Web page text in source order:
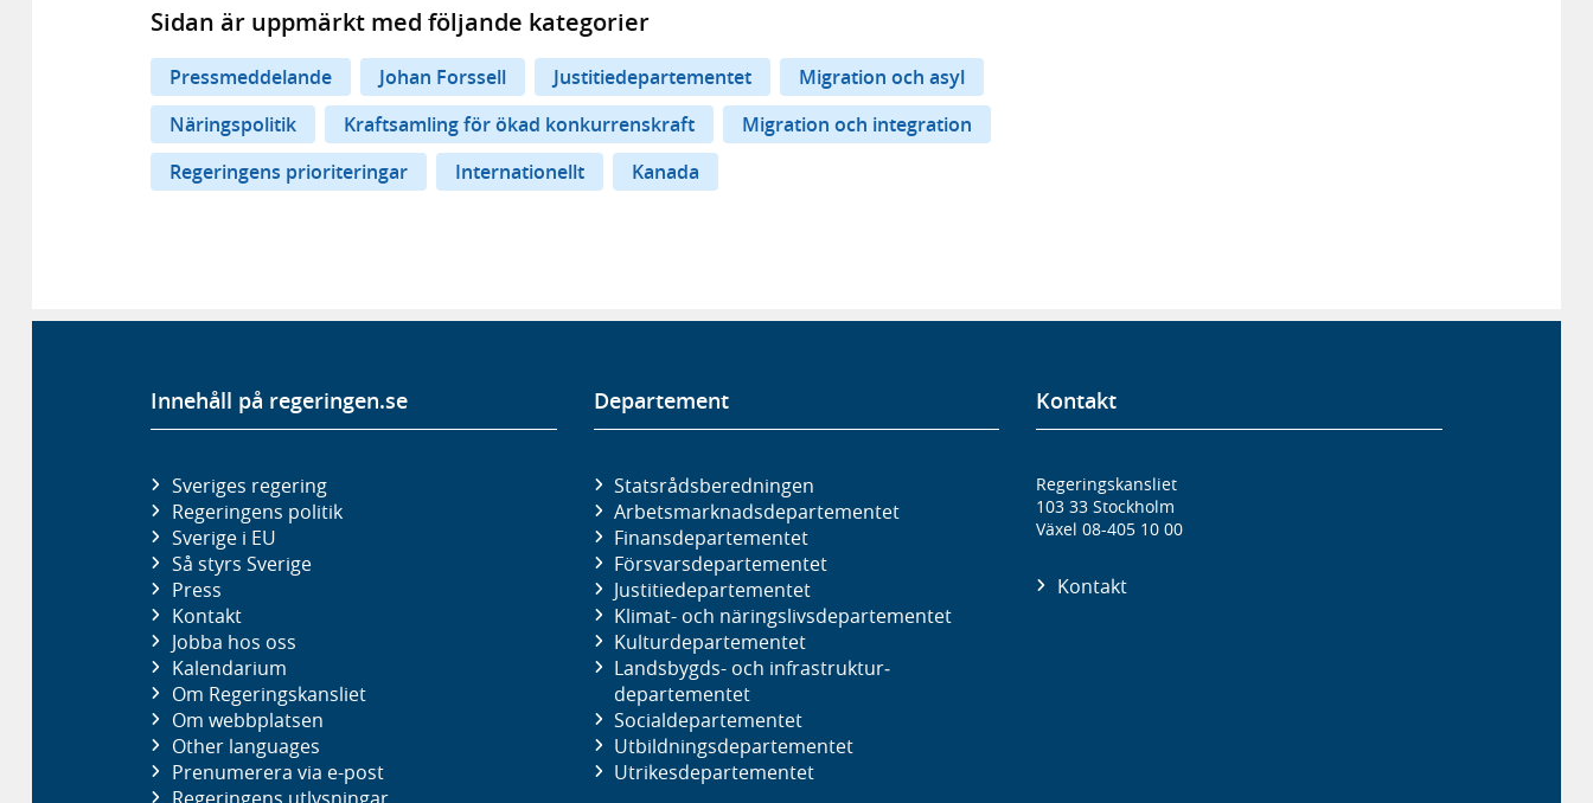
Sidan är uppmärkt med följande kategorier
Pressmeddelande Johan Forssell Justitiedepartementet
Migration och asyl
Näringspolitik
Kraftsamling för ökad konkurrenskraft
Migration och integration
Regeringens prioriteringar
Internationellt Kanada
Innehåll på regeringen.se
Sveriges regering
Regeringens politik
Sverige i EU
Så styrs Sverige
Press
Kontakt
Jobba hos oss
Kalendarium
Om Regeringskansliet
Om webbplatsen
Other languages
Prenumerera via e-post
Departement
Statsrådsberedningen
Arbetsmarknads­departementet
Finans­departementet
Försvars­departementet
Justitie­departementet
Klimat- och näringslivs­departementet
Kultur­departementet
Landsbygds- och infrastruktur­
departementet
Social­departementet
Utbildnings­departementet
Utrikes­departementet
Kontakt
Regeringskansliet
103 33 Stockholm
Växel 08-405 10 00
Kontakt